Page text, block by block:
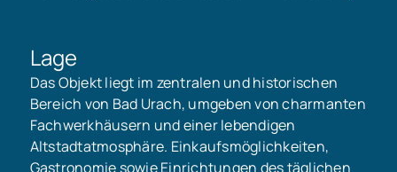
Lage
Das Objekt liegt im zentralen und historischen
Bereich von Bad Urach, umgeben von charmanten
Fachwerkhäusern und einer lebendigen
Altstadtatmosphäre. Einkaufsmöglichkeiten,
Gastronomie sowie Einrichtungen des täglichen